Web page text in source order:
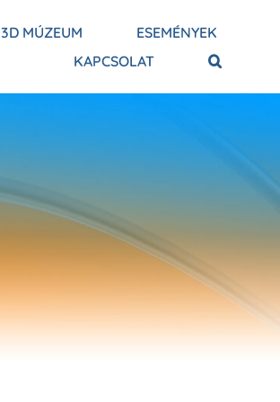
3D MÚZEUM
ESEMÉNYEK
KAPCSOLAT